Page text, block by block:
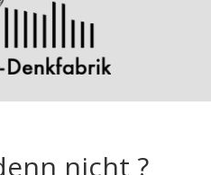
nicht ?